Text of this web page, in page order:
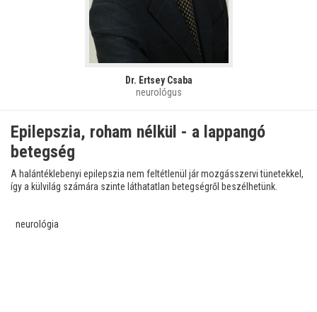
Dr. Ertsey Csaba
neurológus
Epilepszia, roham nélkül - a lappangó
betegség
A halántéklebenyi epilepszia nem feltétlenül jár mozgásszervi tünetekkel,
így a külvilág számára szinte láthatatlan betegségről beszélhetünk.
neurológia